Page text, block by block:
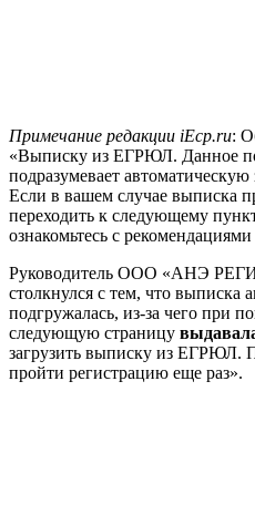
Примечание редакции iEcp.ru:
«Выписку из ЕГРЮЛ. Данное
подразумевает
Если в вашем случае выписка
переходить к следующему
ознакомьтесь с
Руководитель ООО «АНЭ
столкнулся с тем, что выписка
подгружалась, из-за чего при
следующую страницу
загрузить выписку из ЕГРЮЛ.
пройти регистрацию еще раз».